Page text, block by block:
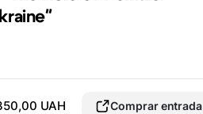
UAH Comprar entrada